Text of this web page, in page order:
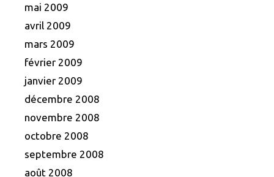
mai 2009
avril 2009
mars 2009
février 2009
janvier 2009
décembre 2008
novembre 2008
octobre 2008
septembre 2008
août 2008